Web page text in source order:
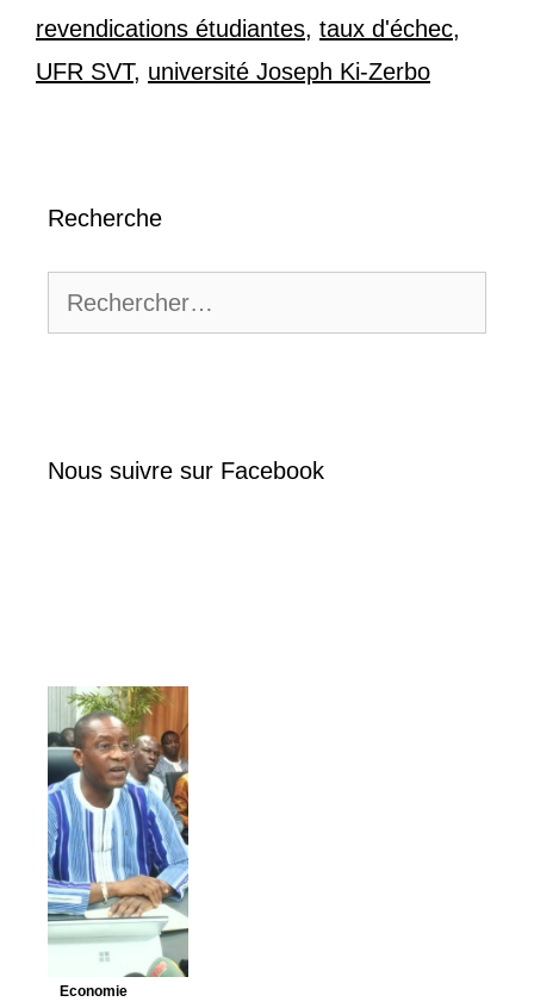
revendications étudiantes, taux d'échec,
UFR SVT, université Joseph Ki-Zerbo
Recherche
Nous suivre sur Facebook
Economie